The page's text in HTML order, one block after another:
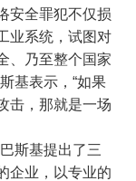
全罪犯不仅损
业系统，试图对
、乃至整个国家
基表示，“如果
击，那就是一场
斯基提出了三
企业，以专业的